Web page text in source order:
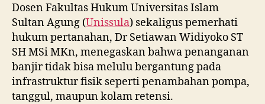
Dosen Fakultas Hukum Universitas Islam
Sultan Agung (Unissula) sekaligus pemerhati
hukum pertanahan, Dr Setiawan Widiyoko ST
SH MSi MKn, menegaskan bahwa penanganan
banjir tidak bisa melulu bergantung pada
infrastruktur fisik seperti penambahan pompa,
tanggul, maupun kolam retensi.